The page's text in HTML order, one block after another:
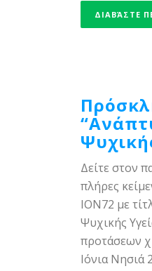
ΔΙΑΒΆΣΤΕ
Δείτε στον
πλήρες
ΙΟΝ72 με
Ψυχικής
προτάσεων
Ιόνια Νησιά